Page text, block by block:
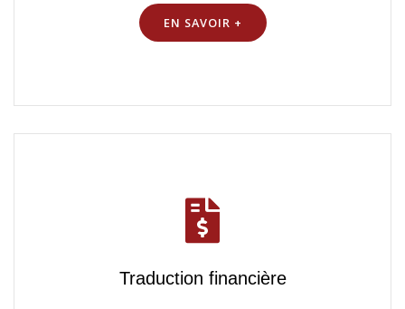
EN SAVOIR +
Traduction financière